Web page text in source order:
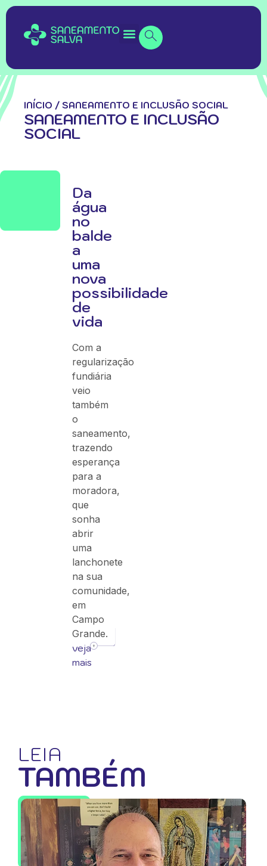
INÍCIO / SANEAMENTO E INCLUSÃO SOCIAL
SANEAMENTO E INCLUSÃO
SOCIAL
Da
água
no
balde
a
uma
nova
possibilidade
de
vida
Com a
regularização
fundiária
veio
também
o
saneamento,
trazendo
esperança
para a
moradora,
que
sonha
abrir
uma
lanchonete
na sua
comunidade,
em
Campo
Grande.
veja
mais
LEIA
TAMBÉM